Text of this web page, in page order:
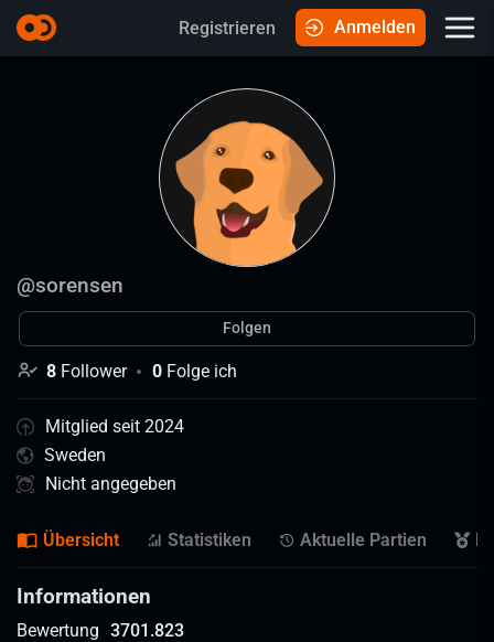
Registrieren Anmelden
@sorensen
Folgen
8 Follower 0 Folge ich
Mitglied seit 2024
Sweden
Nicht angegeben
Übersicht Statistiken Aktuelle Partien
Informationen
Bewertung 3701.823